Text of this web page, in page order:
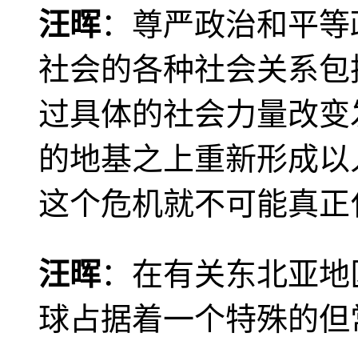
汪晖：尊严政治和平
社会的各种社会关系
过具体的社会力量改
的地基之上重新形成
这个危机就不可能真
汪晖：在有关东北亚
球占据着一个特殊的